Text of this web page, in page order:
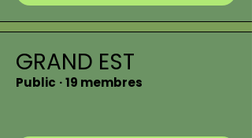
GRAND EST
Public ·19 membres